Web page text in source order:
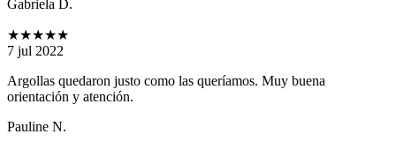
Gabriela D.
★★★★★
7 jul 2022
Argollas quedaron justo como las queríamos. Muy buena
orientación y atención.
Pauline N.